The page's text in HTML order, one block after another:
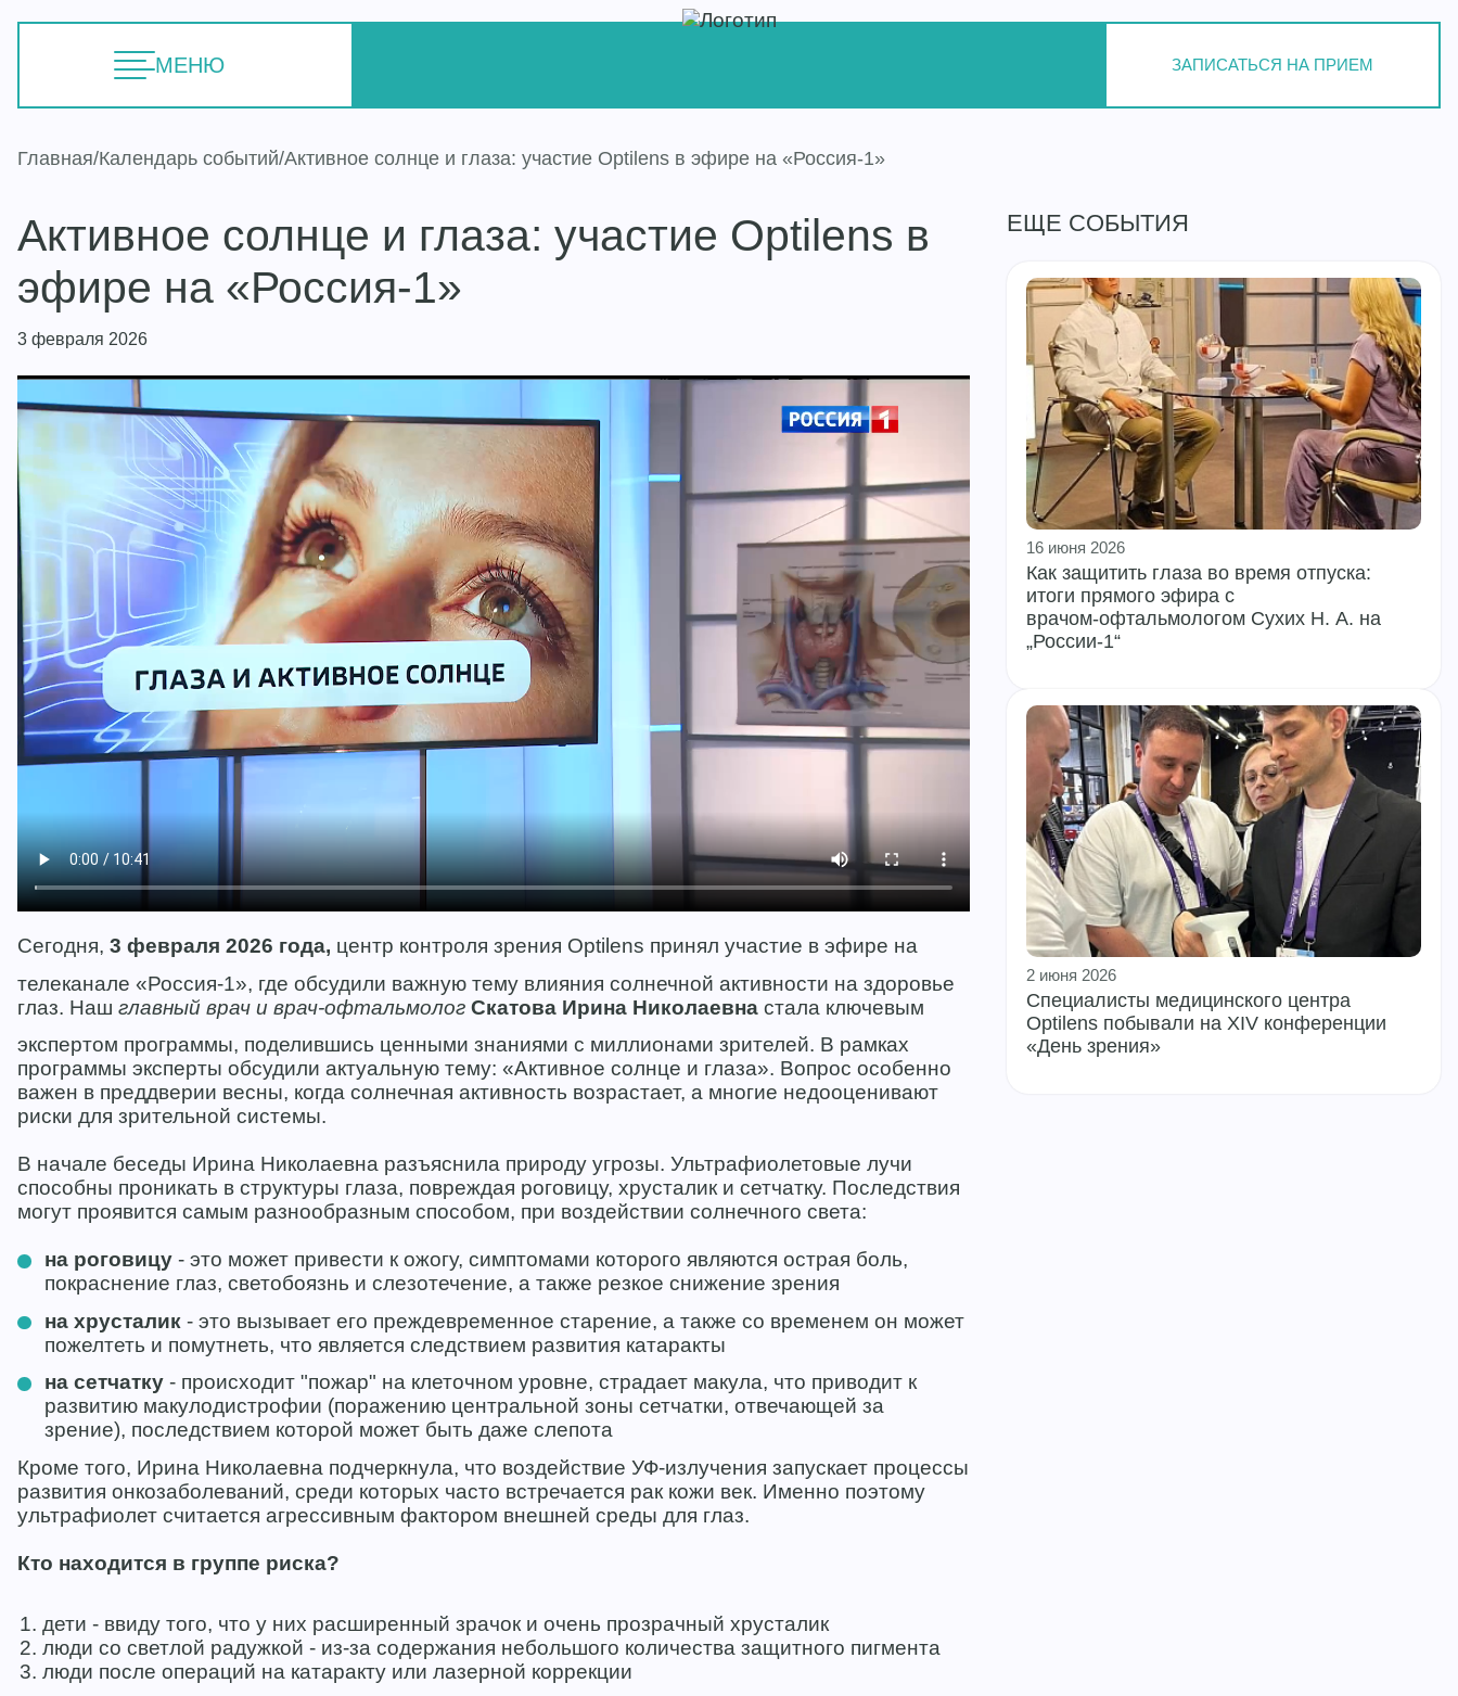
МЕНЮ ЗАПИСАТЬСЯ НА ПРИЕМ
Главная Календарь событий Активное солнце и глаза: участие Optilens в эфире на «Россия-1»
Активное солнце и глаза: участие Optilens в
эфире на «Россия-1»
3 февраля 2026
Сегодня, 3 февраля 2026 года, центр контроля зрения Optilens принял участие в эфире на
телеканале «Россия-1», где обсудили важную тему влияния солнечной активности на здоровье
глаз. Наш главный врач и врач-офтальмолог Скатова Ирина Николаевна стала ключевым
экспертом программы, поделившись ценными знаниями с миллионами зрителей. В рамках
программы эксперты обсудили актуальную тему: «Активное солнце и глаза». Вопрос особенно
важен в преддверии весны, когда солнечная активность возрастает, а многие недооценивают
риски для зрительной системы.
В начале беседы Ирина Николаевна разъяснила природу угрозы. Ультрафиолетовые лучи
способны проникать в структуры глаза, повреждая роговицу, хрусталик и сетчатку. Последствия
могут проявится самым разнообразным способом, при воздействии солнечного света:
на роговицу - это может привести к ожогу, симптомами которого являются острая боль,
покраснение глаз, светобоязнь и слезотечение, а также резкое снижение зрения
на хрусталик - это вызывает его преждевременное старение, а также со временем он может
пожелтеть и помутнеть, что является следствием развития катаракты
на сетчатку - происходит "пожар" на клеточном уровне, страдает макула, что приводит к
развитию макулодистрофии (поражению центральной зоны сетчатки, отвечающей за
зрение), последствием которой может быть даже слепота
Кроме того, Ирина Николаевна подчеркнула, что воздействие УФ-излучения запускает процессы
развития онкозаболеваний, среди которых часто встречается рак кожи век. Именно поэтому
ультрафиолет считается агрессивным фактором внешней среды для глаз.
Кто находится в группе риска?
дети - ввиду того, что у них расширенный зрачок и очень прозрачный хрусталик
люди со светлой радужкой - из-за содержания небольшого количества защитного пигмента
люди после операций на катаракту или лазерной коррекции
ЕЩЕ СОБЫТИЯ
16 июня 2026
Как защитить глаза во время отпуска:
итоги прямого эфира с
врачом‑офтальмологом Сухих Н. А. на
„России‑1“
2 июня 2026
Специалисты медицинского центра
Optilens побывали на XIV конференции
«День зрения»